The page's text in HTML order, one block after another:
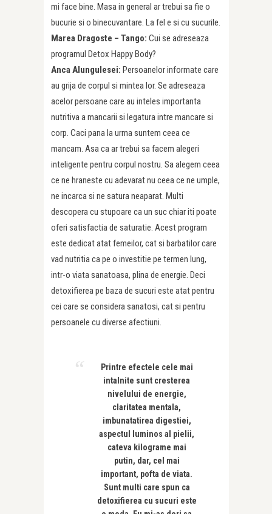
mi face bine. Masa in general ar trebui sa fie o
bucurie si o binecuvantare. La fel e si cu sucurile.
Marea Dragoste – Tango: Cui se adreseaza
programul Detox Happy Body?
Anca Alungulesei: Persoanelor informate care
au grija de corpul si mintea lor. Se adreseaza
acelor persoane care au inteles importanta
nutritiva a mancarii si legatura intre mancare si
corp. Caci pana la urma suntem ceea ce
mancam. Asa ca ar trebui sa facem alegeri
inteligente pentru corpul nostru. Sa alegem ceea
ce ne hraneste cu adevarat nu ceea ce ne umple,
ne incarca si ne satura neaparat. Multi
descopera cu stupoare ca un suc chiar iti poate
oferi satisfactia de saturatie. Acest program
este dedicat atat femeilor, cat si barbatilor care
vad nutritia ca pe o investitie pe termen lung,
intr-o viata sanatoasa, plina de energie. Deci
detoxifierea pe baza de sucuri este atat pentru
cei care se considera sanatosi, cat si pentru
persoanele cu diverse afectiuni.
Printre efectele cele mai
intalnite sunt cresterea
nivelului de energie,
claritatea mentala,
imbunatatirea digestiei,
aspectul luminos al pielii,
cateva kilograme mai
putin, dar, cel mai
important, pofta de viata.
Sunt multi care spun ca
detoxifierea cu sucuri este